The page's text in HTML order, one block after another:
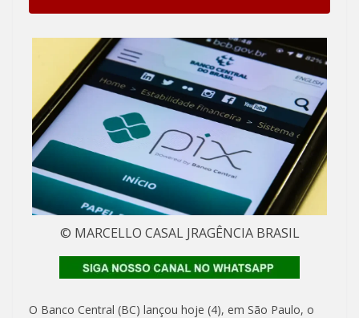
© MARCELLO CASAL JRAGÊNCIA BRASIL
O Banco Central (BC) lançou hoje (4), em São Paulo, o